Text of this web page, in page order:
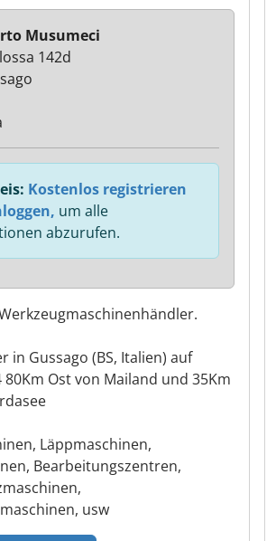
in Gussago (BS, Italien) auf
Ost von Mailand und 35Km
Läppmaschinen,
Bearbeitungszentren,
usw
Musumeci
142d
Kostenlos registrieren
um alle
abzurufen.